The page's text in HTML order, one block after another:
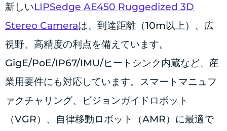
新しいLIPSedge AE450 Ruggedized 3D
Stereo Cameraは、到達距離（10m以上）、広
視野、高精度の利点を備えています。
GigE/PoE/IP67/IMU/ヒートシンク内蔵など、産
業用要件にも対応しています。スマートマニュフ
ァクチャリング、ビジョンガイドロボット
（VGR）、自律移動ロボット（AMR）に最適で